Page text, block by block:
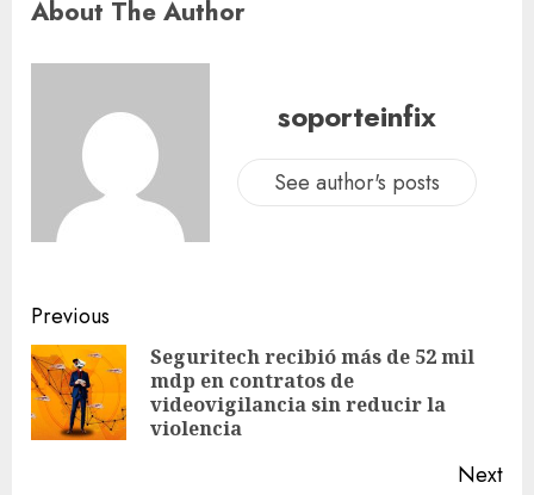
About The Author
soporteinfix
See author's posts
Previous
Seguritech recibió más de 52 mil
mdp en contratos de
videovigilancia sin reducir la
violencia
Next